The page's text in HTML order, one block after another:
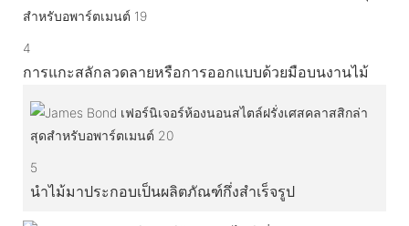
4
การแกะสลักลวดลายหรือการออกแบบด้วยมือบนงานไม้
5
นำไม้มาประกอบเป็นผลิตภัณฑ์กึ่งสำเร็จรูป